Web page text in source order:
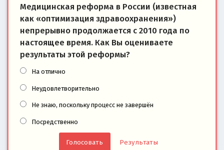
Медицинская реформа в России (известная
как «оптимизация здравоохранения»)
непрерывно продолжается с 2010 года по
настоящее время. Как Вы оцениваете
результаты этой реформы?
На отлично
Неудовлетворительно
Не знаю, поскольку процесс не завершён
Посредственно
Результаты